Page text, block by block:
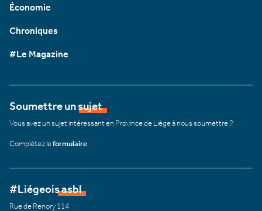
Économie
Chroniques
#Le Magazine
Soumettre un sujet
Vous avez un sujet intéressant en Province de Liège à nous soumettre ?
Complétez leformulaire
#Liégeois asbl
Rue de Renory 114